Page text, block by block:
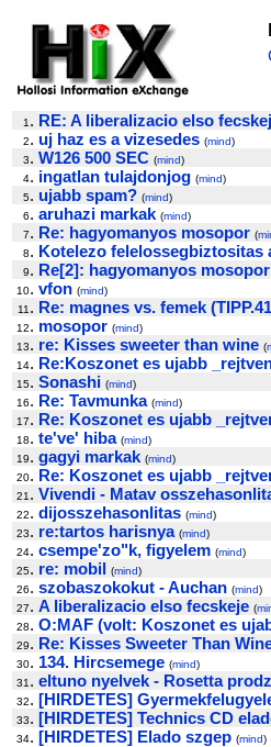
1 . RE: A liberalizacio elso
2. uj haz es a vizesedes (mind)
3. W126 500 SEC (mind)
4. ingatlan tulajdonjog (mind)
5. ujabb spam? (mind)
6. aruhazi markak (mind)
7. Re: hagyomanyos mosopor (
8. Kotelezo felelossegbiztositas
9. Re[2]: hagyomanyos mosopor
10. vfon (mind)
11 . Re: magnes vs. femek
12. mosopor (mind)
13. re: Kisses sweeter than wine (
14. Re:Koszonet es ujabb
15. Sonashi (mind)
16. Re: Tavmunka (mind)
17. Re: Koszonet es ujabb
18. te've' hiba (mind)
19. gagyi markak (mind)
20. Re: Koszonet es ujabb
21 . Vivendi - Matav
22. dijosszehasonlitas (mind)
23. re:tartos harisnya (mind)
24. csempe'zo"k, figyelem (mind)
25. re: mobil (mind)
26. szobaszokokut - Auchan (mind)
27. A liberalizacio elso fecskeje (
28. O:MAF (volt: Koszonet es
29. Re: Kisses Sweeter Than
30. 134. Hircsemege (mind)
31 . eltuno nyelvek - Rosetta
32. [HIRDETES]
33. [HIRDETES] Technics CD
34. [HIRDETES] Elado szgep (mind)